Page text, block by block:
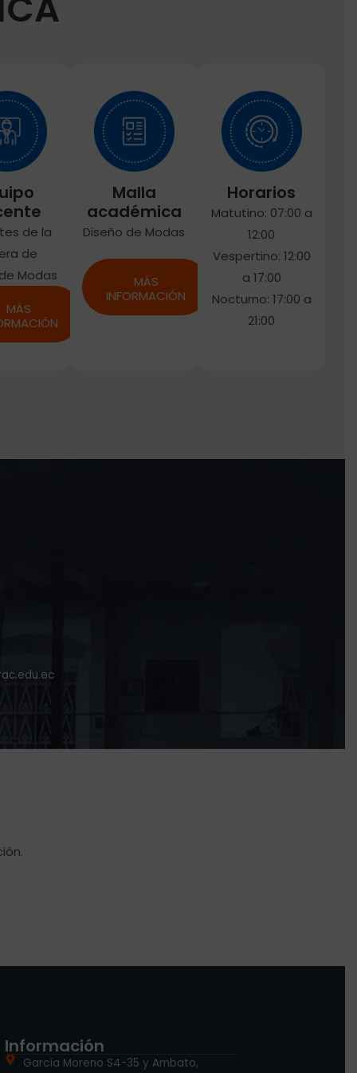
de la
de
Modas
MÁS
Malla
académica
Diseño de Modas
MÁS
INFORMACIÓN
Horarios
Matutino: 07:00 a
12:00
Vespertino: 12:00
a 17:00
Nocturno: 17:00 a
21:00
Información
García Moreno S4-35 y Ambato,